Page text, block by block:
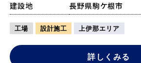
建設地
長野県駒ケ根市
工場 設計施工 上伊那エリア
詳しくみる